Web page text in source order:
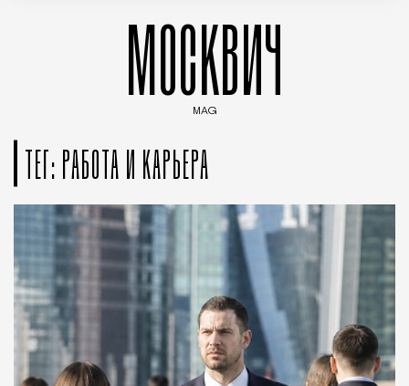
МОСКВИЧ
MAG
ТЕГ: РАБОТА И КАРЬЕРА